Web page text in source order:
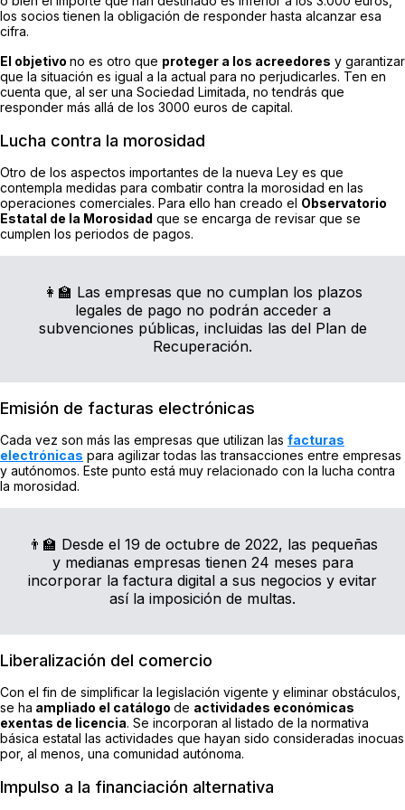
los socios tienen la obligación de responder hasta alcanzar esa
cifra.
El objetivo no es otro que proteger a los acreedores y garantizar
que la situación es igual a la actual para no perjudicarles. Ten en
cuenta que, al ser una Sociedad Limitada, no tendrás que
responder más allá de los 3000 euros de capital.
Lucha contra la morosidad
Otro de los aspectos importantes de la nueva Ley es que
contempla medidas para combatir contra la morosidad en las
operaciones comerciales. Para ello han creado el Observatorio
Estatal de la Morosidad que se encarga de revisar que se
cumplen los periodos de pagos.
👩‍🏫 Las empresas que no cumplan los plazos
legales de pago no podrán acceder a
subvenciones públicas, incluidas las del Plan de
Recuperación.
Emisión de facturas electrónicas
Cada vez son más las empresas que utilizan las facturas
electrónicas para agilizar todas las transacciones entre empresas
y autónomos. Este punto está muy relacionado con la lucha contra
la morosidad.
👨‍🏫 Desde el 19 de octubre de 2022, las pequeñas
y medianas empresas tienen 24 meses para
incorporar la factura digital a sus negocios y evitar
así la imposición de multas.
Liberalización del comercio
Con el fin de simplificar la legislación vigente y eliminar obstáculos,
se ha ampliado el catálogo de actividades económicas
exentas de licencia. Se incorporan al listado de la normativa
básica estatal las actividades que hayan sido consideradas inocuas
por, al menos, una comunidad autónoma.
Impulso a la financiación alternativa